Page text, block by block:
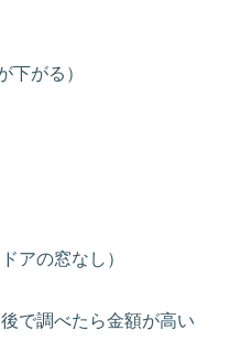
下がる）
アの窓なし）
で調べたら金額が高い